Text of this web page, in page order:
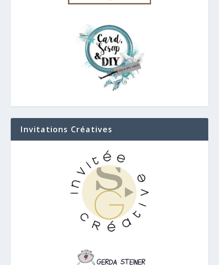
Invitations Créatives